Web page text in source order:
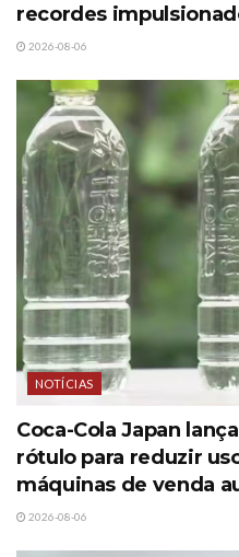
recordes
2026-08-06
NOTÍCIAS
Coca-Cola Japan
rótulo para reduzir
máquinas de venda
2026-08-06